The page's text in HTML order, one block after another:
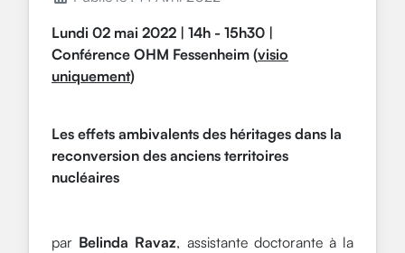
Lundi 02 mai 2022 | 14h - 15h30 |
Conférence OHM Fessenheim (visio
uniquement)
Les effets ambivalents des héritages dans la
reconversion des anciens territoires
nucléaires
par Belinda Ravaz, assistante doctorante à la